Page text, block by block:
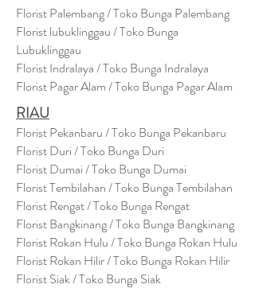
Florist Palembang / Toko Bunga Palembang
Florist lubuklinggau / Toko Bunga
Lubuklinggau
Florist Indralaya / Toko Bunga Indralaya
Florist Pagar Alam / Toko Bunga Pagar Alam
RIAU
Florist Pekanbaru / Toko Bunga Pekanbaru
Florist Duri / Toko Bunga Duri
Florist Dumai / Toko Bunga Dumai
Florist Tembilahan / Toko Bunga Tembilahan
Florist Rengat / Toko Bunga Rengat
Florist Bangkinang / Toko Bunga Bangkinang
Florist Rokan Hulu / Toko Bunga Rokan Hulu
Florist Rokan Hilir / Toko Bunga Rokan Hilir
Florist Siak / Toko Bunga Siak